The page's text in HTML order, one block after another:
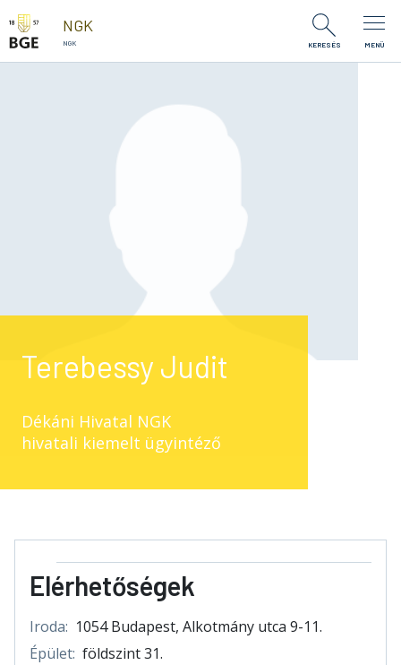
Ugrás a tartalomra
NGK
NGK KERESÉS MENÜ
Terebessy Judit
Dékáni Hivatal NGK
hivatali kiemelt ügyintéző
Elérhetőségek
Iroda: 1054 Budapest, Alkotmány utca 9-11.
Épület: földszint 31.